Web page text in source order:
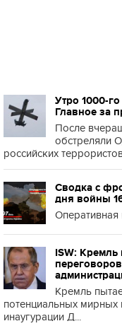
Утро 1000-
Главное за
После
обстреляли
российских
Сводка с
дня войны
ISW: Кремль
Кремль
потенциальных
инаугурации Д...